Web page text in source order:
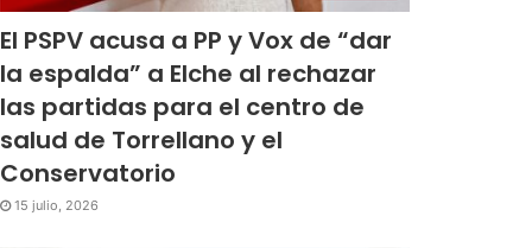
El PSPV acusa a PP y Vox de “dar
la espalda” a Elche al rechazar
las partidas para el centro de
salud de Torrellano y el
Conservatorio
15 julio, 2026